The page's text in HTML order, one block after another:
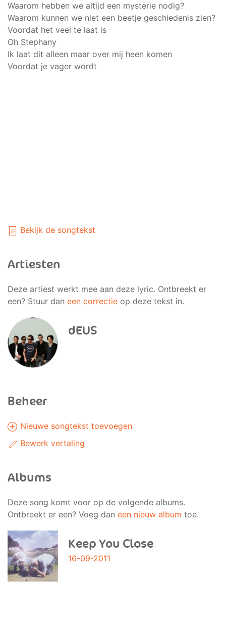
Waarom hebben we altijd een mysterie nodig?
Waarom kunnen we niet een beetje geschiedenis zien?
Voordat het veel te laat is
Oh Stephany
Ik laat dit alleen maar over mij heen komen
Voordat je vager wordt
Bekijk de songtekst
Artiesten
Deze artiest werkt mee aan deze lyric. Ontbreekt er
een? Stuur dan een correctie op deze tekst in.
dEUS
Beheer
Nieuwe songtekst toevoegen
Bewerk vertaling
Albums
Deze song komt voor op de volgende albums.
Ontbreekt er een? Voeg dan een nieuw album toe.
Keep You Close
16-09-2011